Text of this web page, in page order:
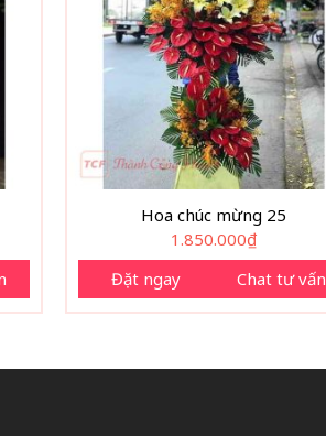
Hoa chúc mừng 25
1.850.000₫
Đặt ngay
Chat tư vấn